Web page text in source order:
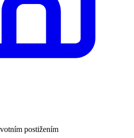
postižením